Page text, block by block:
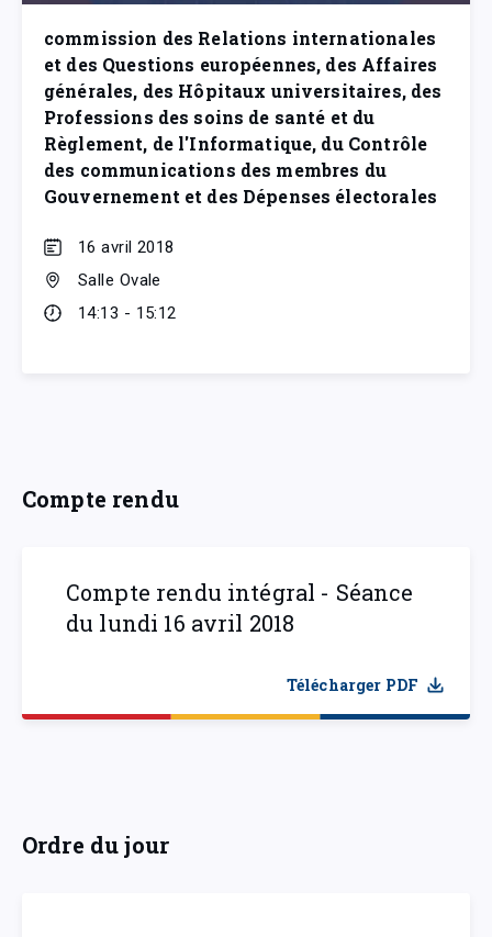
commission des Relations internationales
et des Questions européennes, des Affaires
générales, des Hôpitaux universitaires, des
Professions des soins de santé et du
Règlement, de l'Informatique, du Contrôle
des communications des membres du
Gouvernement et des Dépenses électorales
16 avril 2018
Salle Ovale
14:13 - 15:12
Compte rendu
Compte rendu intégral - Séance
du lundi 16 avril 2018
Télécharger PDF
Ordre du jour